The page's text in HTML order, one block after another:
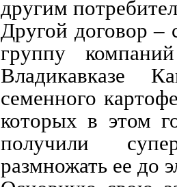
другим
Другой договор
группу
Владикавказе
семенного
которых в этом
получили
размножать ее до